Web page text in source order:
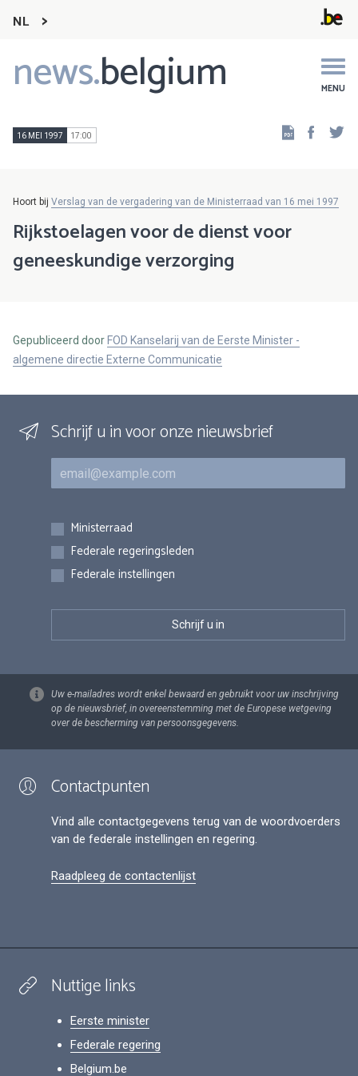
NL
news.belgium MENU
Main
navigation
16 MEI 1997 17:00
Hoort bij Verslag van de vergadering van de Ministerraad van 16 mei 1997
Rijkstoelagen voor de dienst voor
geneeskundige verzorging
Gepubliceerd door FOD Kanselarij van de Eerste Minister -
algemene directie Externe Communicatie
Schrijf u in voor onze nieuwsbrief
E-mail
Inschrijvingen
Ministerraad
Federale regeringsleden
Federale instellingen
Uw e-mailadres wordt enkel bewaard en gebruikt voor uw inschrijving
op de nieuwsbrief, in overeenstemming met de Europese wetgeving
over de bescherming van persoonsgegevens.
Contactpunten
Vind alle contactgegevens terug van de woordvoerders
van de federale instellingen en regering.
Raadpleeg de contactenlijst
Nuttige links
Eerste minister
Federale regering
Belgium.be